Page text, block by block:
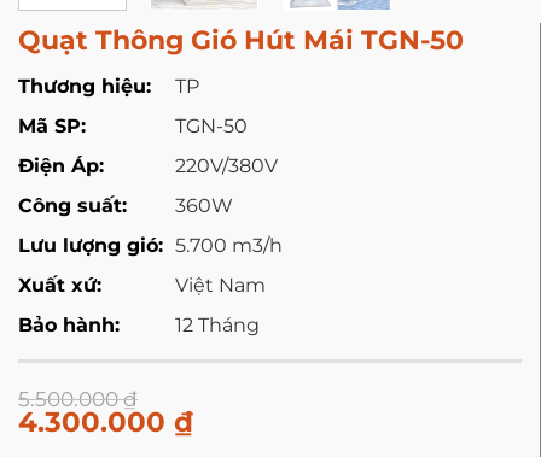
Quạt Thông Gió Hút Mái TGN-50
Thương hiệu:
TP
Mã SP:
TGN-50
Điện Áp:
220V/380V
Công suất:
360W
Lưu lượng gió: 5.700 m3/h
Xuất xứ:
Việt Nam
Bảo hành:
12 Tháng
5.500.000₫
4.300.000 ₫